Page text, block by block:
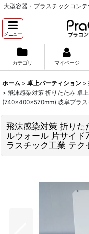
大型容器・プラスチックコン
メニュー
カテゴリ マイページ
ホーム > 卓上パーティション >
> 飛沫感染対策 折りたたみ 卓
(740×400×570mm) 岐阜プラス
飛沫感染対策 折りた
ルウォール 片サイ
ラスチック工業 テク